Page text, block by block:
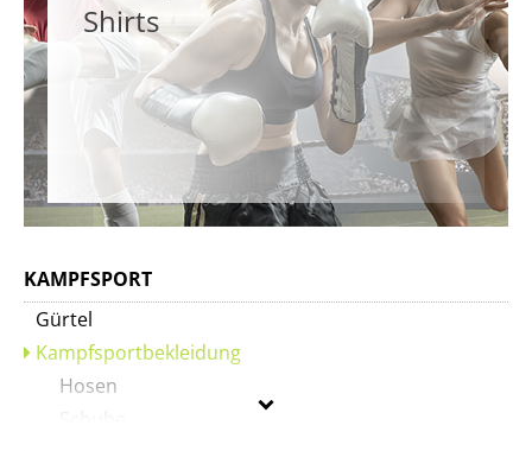
Shirts
KAMPFSPORT
Gürtel
Kampfsportbekleidung
Hosen